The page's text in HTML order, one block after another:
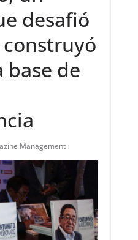
desafió
base de
Management